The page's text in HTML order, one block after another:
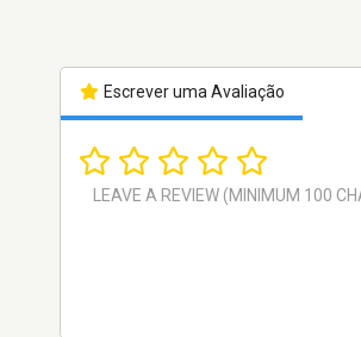
Escrever uma Avaliação